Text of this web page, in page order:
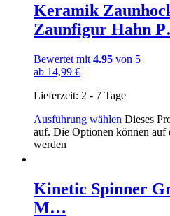
Keramik
Zaunfigur Hahn
Bewertet mit 4.95 von 5
ab 14,99 €
Lieferzeit: 2 - 7 Tage
Ausführung wählen Dieses
auf. Die Optionen können auf
werden
Kinetic Spinner
M…